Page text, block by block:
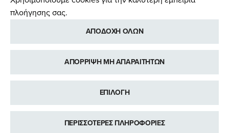
πλοήγησης σας.
ΑΠΟΔΟΧΗ ΟΛΩΝ
ΑΠΟΡΡΙΨΗ ΜΗ ΑΠΑΡΑΙΤΗΤΩΝ
ΕΠΙΛΟΓΗ
ΠΕΡΙΣΣΟΤΕΡΕΣ ΠΛΗΡΟΦΟΡΙΕΣ